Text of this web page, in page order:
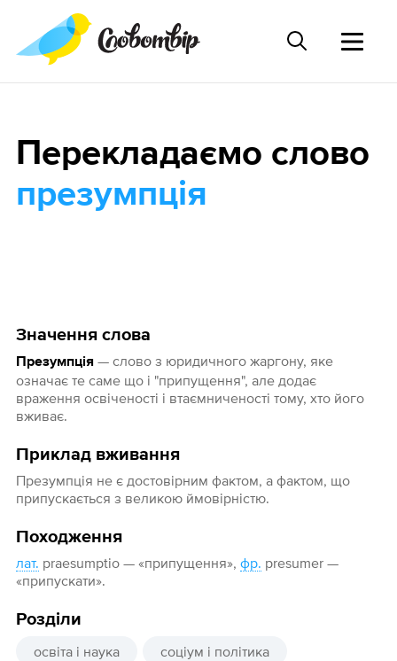
Значення слова
Презумпція— слово з юридичного жаргону, яке
означає те саме що і "припущення", але додає
враження освіченості і втаємниченості тому, хто його
вживає.
Приклад вживання
Презумпція не є достовірним фактом, а фактом, що
припускається з великою ймовірністю.
Походження
лат. praesumptio — «припущення», фр. presumer —
«припускати».
Розділи
освіта і наука соціум і політика
Перекладаємо слово
презумпція